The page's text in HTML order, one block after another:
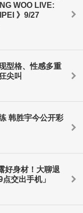
WOO LIVE:
》9/27
型格、性感多重
尖叫
韩胜宇今公开彩
好身材！大聊退
交出手机」